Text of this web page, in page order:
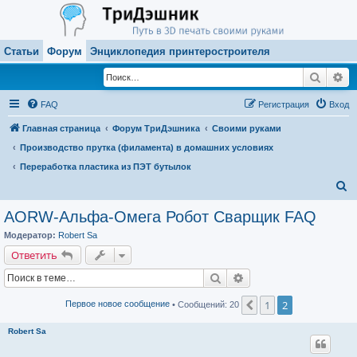
Статьи Форум Энциклопедия принтеростроителя
Поиск
FAQ Вход
Регистрация
Главная страница Форум ТриДэшника
Своими руками
Производство прутка (филамента) в домашних условиях
Переработка пластика из ПЭТ бутылок
AORW-Альфа-Омега Робот Сварщик FAQ
Модератор: Robert Sa
Ответить
Поиск
Первое новое сообщение• Сообщений: 20 Пред.
1 2
Robert Sa